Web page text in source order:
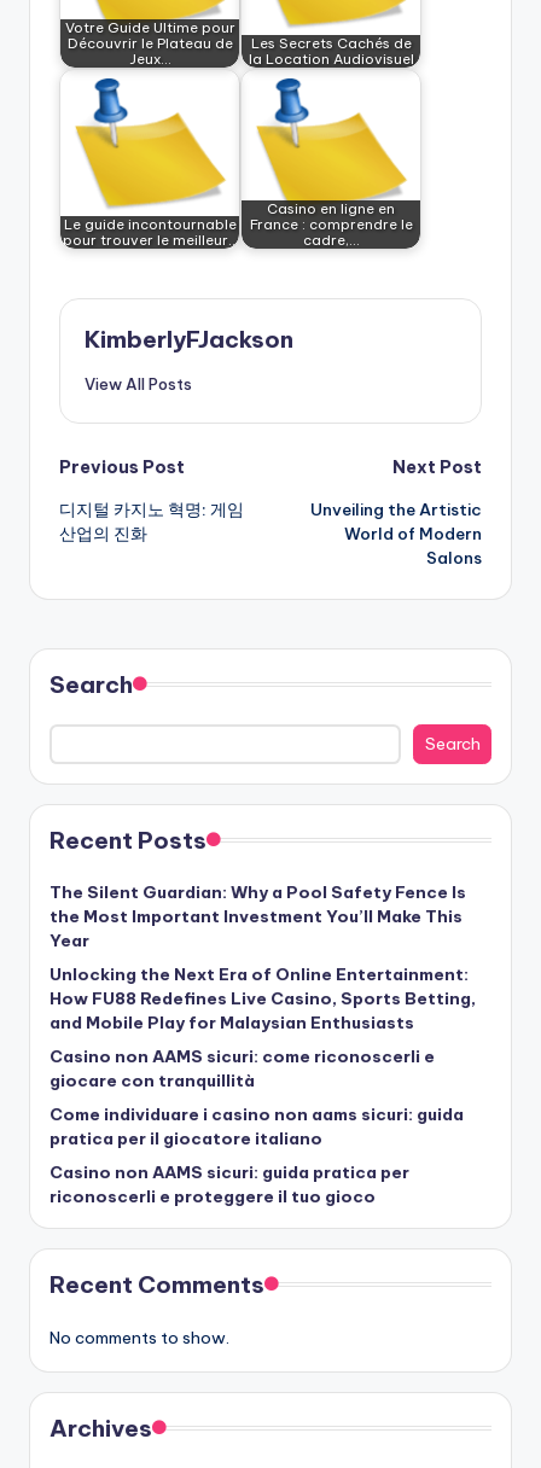
Votre Guide Ultime pour
Découvrir le Plateau de
Jeux…
Les Secrets Cachés de
la Location Audiovisuel
Le guide incontournable
pour trouver le meilleur…
Casino en ligne en
France : comprendre le
cadre,…
KimberlyFJackson
View All Posts
Post
navigation
Previous Post
디지털 카지노 혁명: 게임
산업의 진화
Next Post
Unveiling the Artistic
World of Modern
Salons
Search
Search
Recent Posts
The Silent Guardian: Why a Pool Safety Fence Is
the Most Important Investment You’ll Make This
Year
Unlocking the Next Era of Online Entertainment:
How FU88 Redefines Live Casino, Sports Betting,
and Mobile Play for Malaysian Enthusiasts
Casino non AAMS sicuri: come riconoscerli e
giocare con tranquillità
Come individuare i casino non aams sicuri: guida
pratica per il giocatore italiano
Casino non AAMS sicuri: guida pratica per
riconoscerli e proteggere il tuo gioco
Recent Comments
No comments to show.
Archives